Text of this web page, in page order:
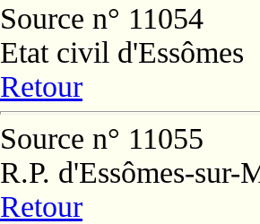
Source n° 11054
Etat civil d'Essômes
Retour
Source n° 11055
R.P. d'Essômes-sur-
Retour